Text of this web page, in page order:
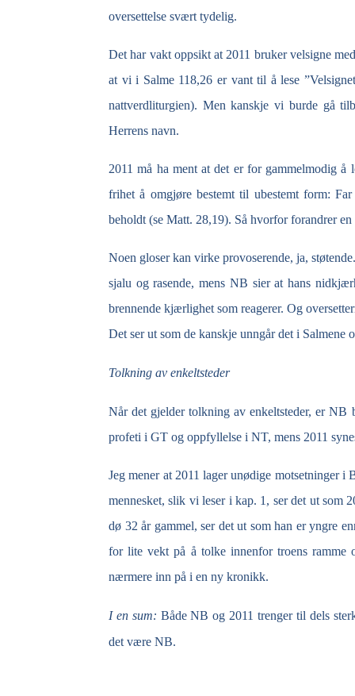
oversettelse svært tydelig.
Det har vakt oppsikt at 2011 bruker velsigne
at vi i Salme 118,26 er vant til å lese
nattverdliturgien). Men kanskje vi burde gå
Herrens navn.
2011 må ha ment at det er for gammelmodig å
frihet å omgjøre bestemt til ubestemt form:
beholdt (se Matt. 28,19). Så hvorfor forandrer en
Noen gloser kan virke provoserende, ja,
sjalu og rasende, mens NB sier at hans
brennende kjærlighet som reagerer. Og
Det ser ut som de kanskje unngår det i Salmene
Tolkning av enkeltsteder
Når det gjelder tolkning av enkeltsteder, er
profeti i GT og oppfyllelse i NT, mens 2011
Jeg mener at 2011 lager unødige motsetninger
mennesket, slik vi leser i kap. 1, ser det ut som
dø 32 år gammel, ser det ut som han er yngre
for lite vekt på å tolke innenfor troens
nærmere inn på i en ny kronikk.
I en sum: Både NB og 2011 trenger til dels
det være NB.